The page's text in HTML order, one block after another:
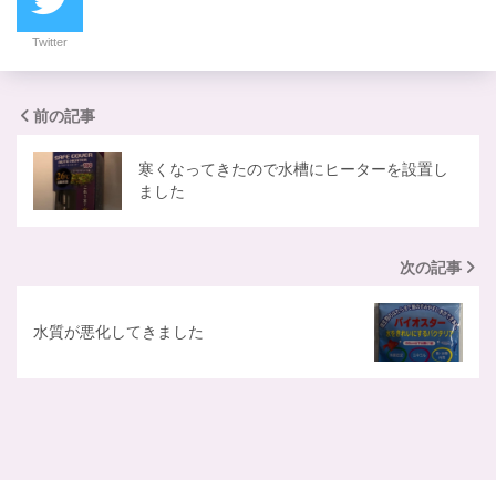
Twitter
前の記事
寒くなってきたので水槽にヒーターを設置し
ました
次の記事
水質が悪化してきました